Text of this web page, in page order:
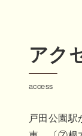
アク
access
戸田公園